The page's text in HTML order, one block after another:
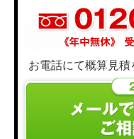
お電話にて概算見積